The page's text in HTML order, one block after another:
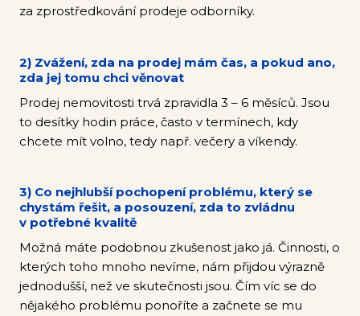
za zprostředkování prodeje odborníky.
2) Zvážení, zda na prodej mám čas, a pokud ano,
zda jej tomu chci věnovat
Prodej nemovitosti trvá zpravidla 3 – 6 měsíců. Jsou
to desítky hodin práce, často v termínech, kdy
chcete mít volno, tedy např. večery a víkendy.
3) Co nejhlubší pochopení problému, který se
chystám řešit, a posouzení, zda to zvládnu
v potřebné kvalitě
Možná máte podobnou zkušenost jako já. Činnosti, o
kterých toho mnoho nevíme, nám přijdou výrazně
jednodušší, než ve skutečnosti jsou. Čím víc se do
nějakého problému ponoříte a začnete se mu